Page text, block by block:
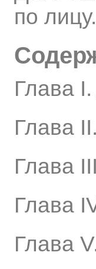
по лицу.
Глава
Глава
Глава
Глава
Глава